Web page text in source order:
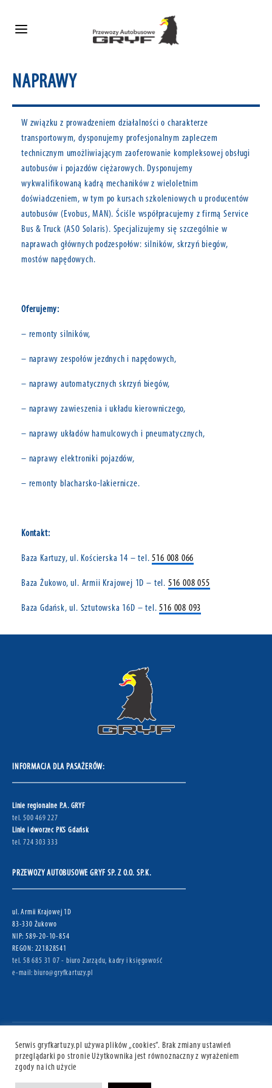
NAPRAWY
W związku z prowadzeniem działalności o charakterze
transportowym, dysponujemy profesjonalnym zapleczem
technicznym umożliwiającym zaoferowanie kompleksowej obsługi
autobusów i pojazdów ciężarowych. Dysponujemy
wykwalifikowaną kadrą mechaników z wieloletnim
doświadczeniem, w tym po kursach szkoleniowych u producentów
autobusów (Evobus, MAN). Ściśle współpracujemy z firmą Service
Bus & Truck (ASO Solaris). Specjalizujemy się szczególnie w
naprawach głównych podzespołów: silników, skrzyń biegów,
mostów napędowych.
Oferujemy:
– remonty silników,
– naprawy zespołów jezdnych i napędowych,
– naprawy automatycznych skrzyń biegów,
– naprawy zawieszenia i układu kierowniczego,
– naprawy układów hamulcowych i pneumatycznych,
– naprawy elektroniki pojazdów,
– remonty blacharsko-lakiernicze.
Kontakt:
Baza Kartuzy, ul. Kościerska 14 – tel.516 008 066
Baza Żukowo, ul. Armii Krajowej 1D – tel. 516 008 055
Baza Gdańsk, ul. Sztutowska 16D – tel.516 008 093
INFORMACJA DLA PASAŻERÓW:
Linie regionalne P.A. GRYF
tel. 500 469 227
Linie i dworzec PKS Gdańsk
tel. 724 303 333
PRZEWOZY AUTOBUSOWE GRYF SP. Z O.O. SP.K.
ul. Armii Krajowej 1D
83-330 Żukowo
NIP: 589-20-10-854
REGON: 221828541
tel. 58 685 31 07 - biuro Zarządu, kadry i księgowość
e-mail: biuro@gryfkartuzy.pl
BILETY SCHEMATY DWORCÓW KONTAKT
Serwis gryfkartuzy.pl używa plików „cookies”. Brak zmiany ustawień
przeglądarki po stronie Użytkownika jest równoznaczny z wyrażeniem
zgody na ich użycie